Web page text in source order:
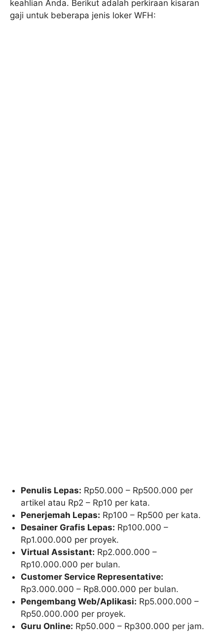
keahlian Anda. Berikut adalah perkiraan kisaran
gaji untuk beberapa jenis loker WFH:
Penulis Lepas: Rp50.000 – Rp500.000 per
artikel atau Rp2 – Rp10 per kata.
Penerjemah Lepas: Rp100 – Rp500 per kata.
Desainer Grafis Lepas: Rp100.000 –
Rp1.000.000 per proyek.
Virtual Assistant: Rp2.000.000 –
Rp10.000.000 per bulan.
Customer Service Representative:
Rp3.000.000 – Rp8.000.000 per bulan.
Pengembang Web/Aplikasi: Rp5.000.000 –
Rp50.000.000 per proyek.
Guru Online: Rp50.000 – Rp300.000 per jam.